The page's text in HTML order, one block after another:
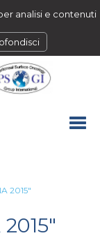
analisi e contenuti
2015"